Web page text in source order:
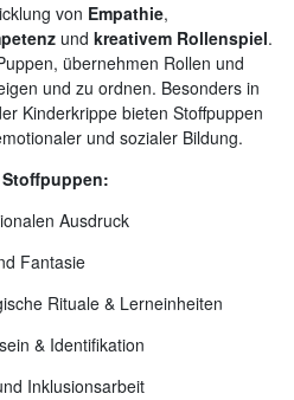
von Empathie,
und kreativem Rollenspiel.
übernehmen Rollen und
und zu ordnen. Besonders in
Kinderkrippe bieten Stoffpuppen
und sozialer Bildung.
Ausdruck
Fantasie
Rituale & Lerneinheiten
& Identifikation
Inklusionsarbeit